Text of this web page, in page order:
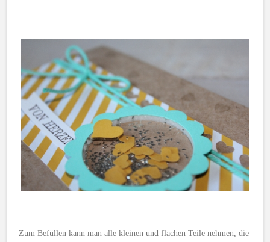
Zum Befüllen kann man alle kleinen und flachen Teile nehmen, die